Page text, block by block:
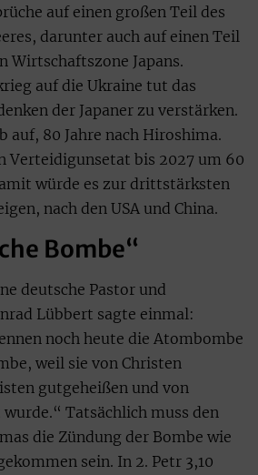
auf einen großen Teil des
darunter auch auf einen Teil
Wirtschaftszone Japans.
auf die Ukraine tut das
der Japaner zu verstärken.
auf, 80 Jahre nach Hiroshima.
Verteidigunsetat bis 2027 um 60
würde es zur drittstärksten
nach den USA und China.
Bombe“
deutsche Pastor und
Lübbert sagte einmal:
noch heute die Atombombe
weil sie von Christen
gutgeheißen und von
Tatsächlich muss den
die Zündung der Bombe wie
sein. In 2. Petr 3,10